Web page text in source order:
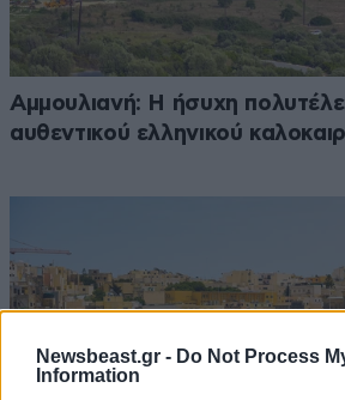
Newsbeast.gr - Do Not Process
Information
Αμμουλιανή: Η ήσυχη
αυθεντικού ελληνικού